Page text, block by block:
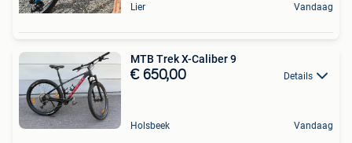
Lier Vandaag
MTB Trek X-Caliber 9
€ 650,00 Details
Holsbeek Vandaag